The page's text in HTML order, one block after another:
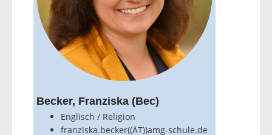
Becker, Franziska (Bec)
Englisch / Religion
franziska.becker((ÄT))amg-schule.de